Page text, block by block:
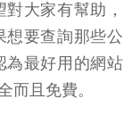
大家有幫助，
想要查詢那些公
為最好用的網站
而且免費。